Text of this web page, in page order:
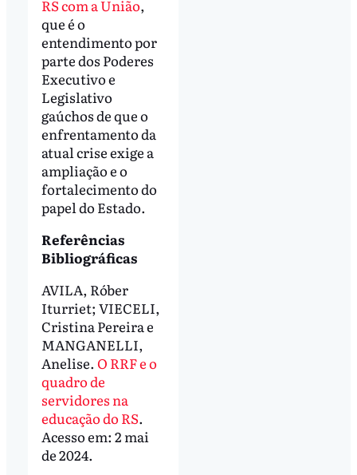
RS com a União,
que é o
entendimento por
parte dos Poderes
Executivo e
Legislativo
gaúchos de que o
enfrentamento da
atual crise exige a
ampliação e o
fortalecimento do
papel do Estado.
Referências
Bibliográficas
AVILA, Róber
Iturriet; VIECELI,
Cristina Pereira e
MANGANELLI,
Anelise. O RRF e o
quadro de
servidores na
educação do RS.
Acesso em: 2 mai
de 2024.